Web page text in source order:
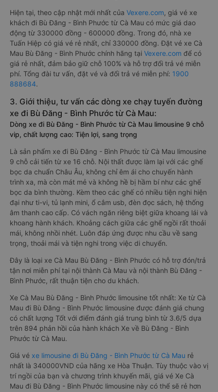
Hiện tại, theo cập nhật mới nhất của Vexere.com, giá vé xe
khách đi Bù Đăng - Bình Phước từ Cà Mau có mức giá dao
động từ 330000 đồng - 600000 đồng. Trong đó, nhà xe
Tuấn Hiệp có giá vé rẻ nhất, chỉ 330000 đồng. Đặt vé xe Cà
Mau Bù Đăng - Bình Phước chính hãng tại Vexere.com để có
giá rẻ nhất, đảm bảo giữ chỗ 100% và hỗ trợ đổi trả vé miễn
phí. Tổng đài tư vấn, đặt vé và đổi trả vé miễn phí: 1900
888684.
3. Giới thiệu, tư vấn các dòng xe chạy tuyến đường
xe đi Bù Đăng - Bình Phước từ Cà Mau:
Dòng xe đi Bù Đăng - Bình Phước từ Cà Mau limousine 9 chỗ
vip, chất lượng cao: Tiện lợi, sang trọng
Là sản phẩm xe đi Bù Đăng - Bình Phước từ Cà Mau limousine
9 chỗ cải tiến từ xe 16 chỗ. Nội thất được làm lại với các ghế
bọc da chuẩn Châu Âu, không chỉ êm ái cho chuyến hành
trình xa, mà còn mát mẻ và không hề bị hầm bí như các ghế
bọc da bình thường. Kèm theo các ghế có nhiều tiện nghi hiện
đại như ti-vi, tủ lạnh mini, ổ cắm usb, đèn đọc sách, hệ thống
âm thanh cao cấp. Có vách ngăn riêng biệt giữa khoang lái và
khoang hành khách. Khoảng cách giữa các ghế ngồi rất thoải
mái, không nhồi nhét. Luôn đáp ứng được nhu cầu về sang
trọng, thoải mái và tiện nghi trong việc di chuyển.
Đây là loại xe Cà Mau Bù Đăng - Bình Phước có hỗ trợ đón/trả
tận nơi miễn phí tại nội thành Cà Mau và nội thành Bù Đăng -
Bình Phước, rất thuận tiện cho du khách.
Xe Cà Mau Bù Đăng - Bình Phước limousine tốt nhất: Xe từ Cà
Mau đi Bù Đăng - Bình Phước limousine được đánh giá chung
có chất lượng Tốt với điểm đánh giá trung bình từ 3.6/5 dựa
trên 894 phản hồi của hành khách Xe về Bù Đăng - Bình
Phước từ Cà Mau.
Giá vé xe limousine đi Bù Đăng - Bình Phước từ Cà Mau rẻ
nhất là 340000VND của hãng xe Hòa Thuận. Tùy thuộc vào vị
trí ngồi của bạn và chương trình khuyến mãi, giá vé Xe Cà
Mau đi Bù Đăng - Bình Phước limousine này có thể sẽ rẻ hơn